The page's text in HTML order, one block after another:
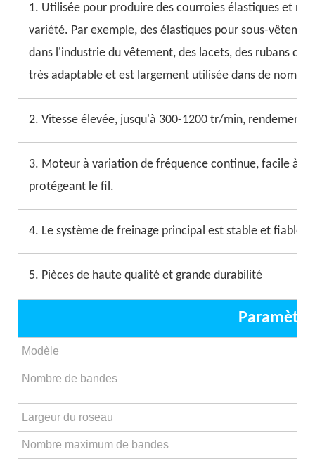
1. Utilisée pour produire des courroies élastiques et
variété. Par exemple, des élastiques pour sous-
dans l'industrie du vêtement, des lacets, des rubans
très adaptable et est largement utilisée dans de
2. Vitesse élevée, jusqu'à 300-1200 tr/min, rendement
3. Moteur à variation de fréquence continue, facile à
protégeant le fil.
4. Le système de freinage principal est stable et fiable,
5. Pièces de haute qualité et grande durabilité
Modèle
Nombre de bandes
Largeur du roseau
Nombre maximum de bandes